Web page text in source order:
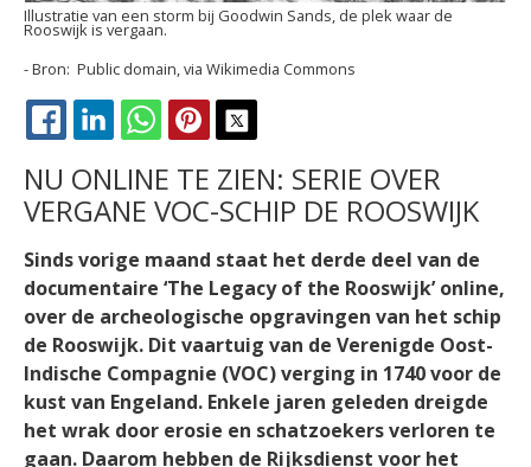
Illustratie van een storm bij Goodwin Sands, de plek waar de
Rooswijk is vergaan.
Public domain, via Wikimedia Commons
FACEBOOK
LINKEDINWHATSAPPPINTEREST
NU ONLINE TE ZIEN: SERIE OVER
VERGANE VOC-SCHIP DE ROOSWIJK
Sinds vorige maand staat het derde deel van de
documentaire ‘The Legacy of the Rooswijk’ online,
over de archeologische opgravingen van het schip
de Rooswijk. Dit vaartuig van de Verenigde Oost-
Indische Compagnie (VOC) verging in 1740 voor de
kust van Engeland. Enkele jaren geleden dreigde
het wrak door erosie en schatzoekers verloren te
gaan. Daarom hebben de Rijksdienst voor het